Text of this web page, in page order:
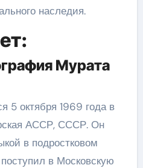
наследия.
Мурата
5 октября 1969 года в
АССР, СССР. Он
в подростковом
в Московскую